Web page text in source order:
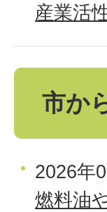
産業活
市か
2026年
燃料油